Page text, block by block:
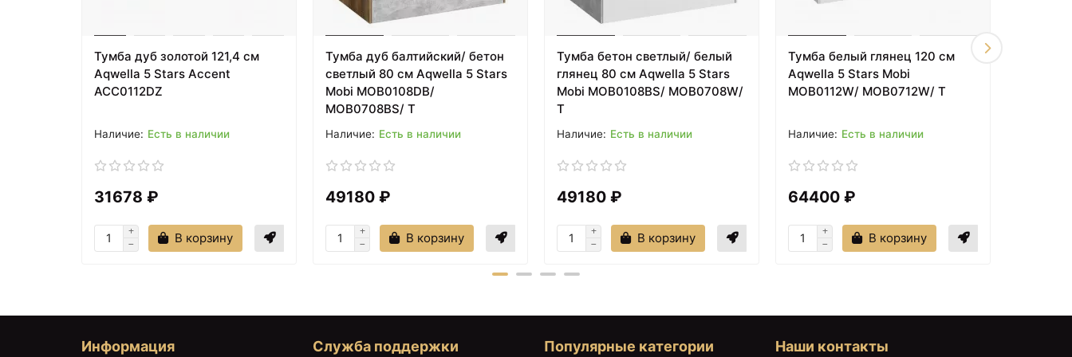
Тумба светлый дуб 49,2
00159092
Зеркало Aquanet Нота
Алюминий
Зеркало 45х90 см с
Aquanet Нота 00159094
Тумба дуб золотой 121,4 см
Aqwella 5 Stars Accent
ACC0112DZ
Есть в наличии
31678 ₽
В корзину
Тумба дуб балтийский/ бетон
светлый 80 см Aqwella 5 Stars
Mobi MOB0108DB/
MOB0708BS/ T
Есть в наличии
49180 ₽
В корзину
Тумба бетон светлый/ белый
глянец 80 см Aqwella 5 Stars
Mobi MOB0108BS/ MOB0708W/
T
Есть в наличии
49180 ₽
В корзину
Тумба белый глянец 120 см
Aqwella 5 Stars Mobi
MOB0112W/ MOB0712W/ T
Есть в наличии
64400 ₽
В корзину
Информация Служба поддержки Популярные категории Наши контакты